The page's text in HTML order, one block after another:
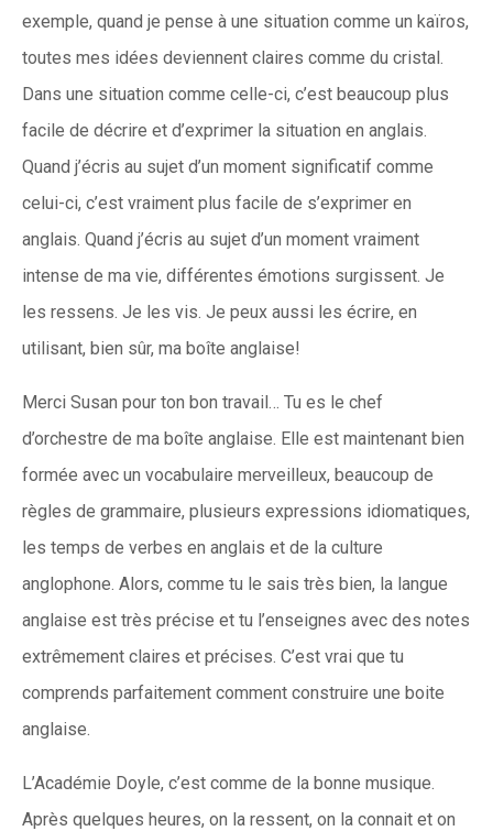
exemple, quand je pense à une situation comme un kaïros,
toutes mes idées deviennent claires comme du cristal.
Dans une situation comme celle-ci, c’est beaucoup plus
facile de décrire et d’exprimer la situation en anglais.
Quand j’écris au sujet d’un moment significatif comme
celui-ci, c’est vraiment plus facile de s’exprimer en
anglais. Quand j’écris au sujet d’un moment vraiment
intense de ma vie, différentes émotions surgissent. Je
les ressens. Je les vis. Je peux aussi les écrire, en
utilisant, bien sûr, ma boîte anglaise!
Merci Susan pour ton bon travail… Tu es le chef
d’orchestre de ma boîte anglaise. Elle est maintenant bien
formée avec un vocabulaire merveilleux, beaucoup de
règles de grammaire, plusieurs expressions idiomatiques,
les temps de verbes en anglais et de la culture
anglophone. Alors, comme tu le sais très bien, la langue
anglaise est très précise et tu l’enseignes avec des notes
extrêmement claires et précises. C’est vrai que tu
comprends parfaitement comment construire une boite
anglaise.
L’Académie Doyle, c’est comme de la bonne musique.
Après quelques heures, on la ressent, on la connait et on